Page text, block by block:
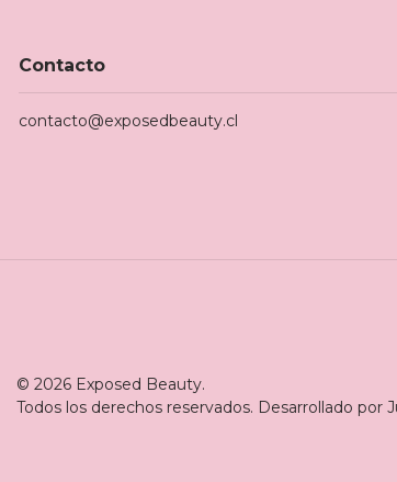
Contacto
contacto@exposedbeauty.cl
© 2026 Exposed Beauty.
Todos los derechos reservados. Desarrollado por